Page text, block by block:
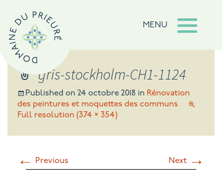
MENU
gris-stockholm-CH1-1124
Published on 24 octobre 2018 in Rénovation
des peintures et moquettes des communs
Full resolution (374 × 354)
← Previous Next →